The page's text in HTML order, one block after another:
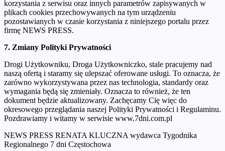
korzystania z serwisu oraz innych parametrów zapisywanych w
plikach cookies przechowywanych na tym urządzeniu
pozostawianych w czasie korzystania z niniejszego portalu przez
firmę NEWS PRESS.
7. Zmiany Polityki Prywatności
Drogi Użytkowniku, Droga Użytkowniczko, stale pracujemy nad
naszą ofertą i staramy się ulepszać oferowane usługi. To oznacza, że
zarówno wykorzystywana przez nas technologia, standardy oraz
wymagania będą się zmieniały. Oznacza to również, że ten
dokument będzie aktualizowany. Zachęcamy Cię więc do
okresowego przeglądania naszej Polityki Prywatności i Regulaminu.
Pozdrawiamy i witamy w serwisie www.7dni.com.pl
NEWS PRESS RENATA KLUCZNA wydawca Tygodnika
Regionalnego 7 dni Częstochowa